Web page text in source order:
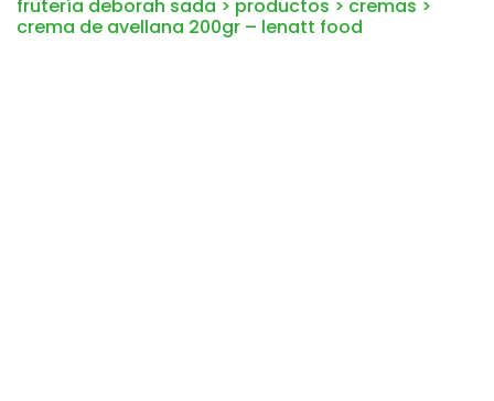
frutería deborah sada > productos > cremas >
crema de avellana 200gr – lenatt food